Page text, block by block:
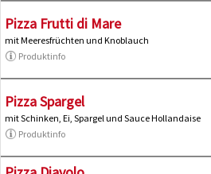
Pizza Frutti di Mare
mit Meeresfrüchten und Knoblauch
Produktinfo
Pizza Spargel
mit Schinken, Ei, Spargel und Sauce Hollandaise
Produktinfo